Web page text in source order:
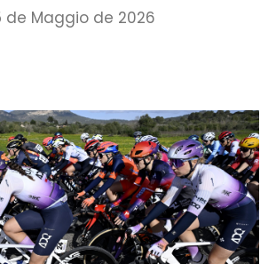
de Maggio de 2026